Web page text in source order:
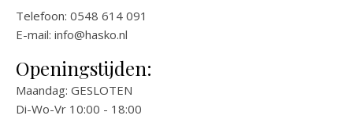
Telefoon: 0548 614 091
E-mail: info@hasko.nl
Openingstijden:
Maandag: GESLOTEN
Di-Wo-Vr 10:00 - 18:00